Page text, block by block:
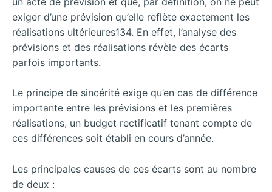
exiger d’une prévision qu’elle reflète exactement les
réalisations ultérieures134. En effet, l’analyse des
prévisions et des réalisations révèle des écarts
parfois importants.
Le principe de sincérité exige qu’en cas de différence
importante entre les prévisions et les premières
réalisations, un budget rectificatif tenant compte de
ces différences soit établi en cours d’année.
Les principales causes de ces écarts sont au nombre
de deux :